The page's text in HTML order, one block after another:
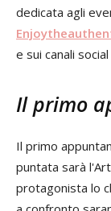
dedicata agli
e sui canali
Il primo
Il primo
puntata sarà
protagonista lo